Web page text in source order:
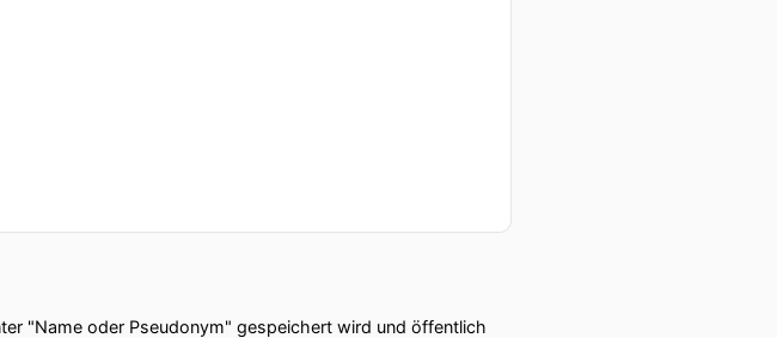
"Name oder Pseudonym" gespeichert wird und öffentlich